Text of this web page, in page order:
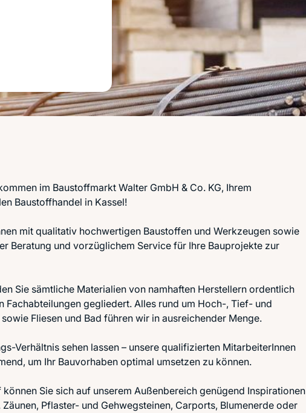
im Baustoffmarkt Walter GmbH & Co. KG, Ihrem
Baustoffhandel in Kassel!
mit qualitativ hochwertigen Baustoffen und Werkzeugen sowie
Beratung und vorzüglichem Service für Ihre Bauprojekte zur
Sie sämtliche Materialien von namhaften Herstellern ordentlich
Fachabteilungen gegliedert. Alles rund um Hoch-, Tief- und
sowie Fliesen und Bad führen wir in ausreichender Menge.
Verhältnis sehen lassen – unsere qualifizierten MitarbeiterInnen
um Ihr Bauvorhaben optimal umsetzen zu können.
Sie sich auf unserem Außenbereich genügend Inspirationen
Pflaster- und Gehwegsteinen, Carports, Blumenerde oder